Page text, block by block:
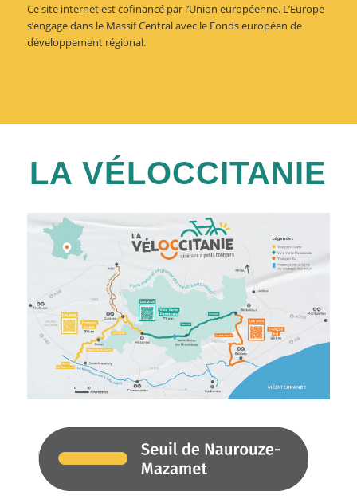
Ce site internet est cofinancé par l’Union européenne. L’Europe
s’engage dans le Massif Central avec le Fonds européen de
développement régional.
LA VÉLOCCITANIE